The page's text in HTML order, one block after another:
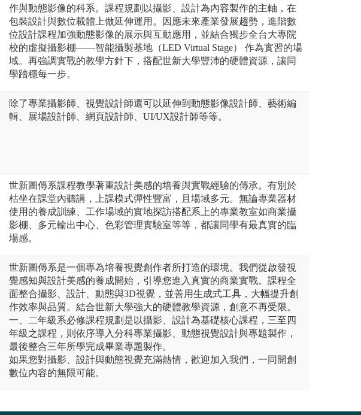
作與動態影像的科系。課程規劃以攝影、設計為內容製作的主軸，在
包裝設計與數位載體上做延伸運用。因應未來產業發展趨勢，進階數
位設計課程加強動態影像的展示與互動應用，並結合獨步全台大專院
校的虛擬攝影棚——智能攝製基地（LED Virtual Stage） 作為實習的場
域。再強調實戰的教學方針下，搭配世新大學豐沛的硬體資源，讓同
學踏穩每一步。
除了專業攝影師、視覺設計師還可以延伸到動態影像設計師、藝術編
輯、展場設計師、網頁設計師、UI/UX設計師等等。
世新圖傳系課程教學著重設計美感的培養與實戰經驗的傳承。有別於
枯坐在課堂內聽講，上課模式彈性豐富，且場域多元。無論專業器材
使用的養成訓練、工作場域的實地探訪搭配系上的專業教室如商業攝
影棚、多元輸出中心、色彩管理實驗室等等，都讓同學有最真實的臨
場感。
世新圖傳系是一個專為培養視覺創作者所打造的環境。我們從啟發視
覺感知與設計美感的養成開始，引導您進入真實的商業實戰。課程全
面整合攝影、設計、動態與3D視覺，並善用生成式工具，大幅提升創
作效率與品質。結合世新大學強大的硬體教學資源，創意不再受限。
一、二年級系必修課程規劃是以攝影、設計為基礎核心課程，三至四
年級之課程，則依序導入分科專業攝影、動態視覺設計與專題製作，
最後整合三年所學完成畢業專題製作。
如果您對攝影、設計與動態視覺充滿熱情，歡迎加入我們，一同開創
數位內容的無限可能。